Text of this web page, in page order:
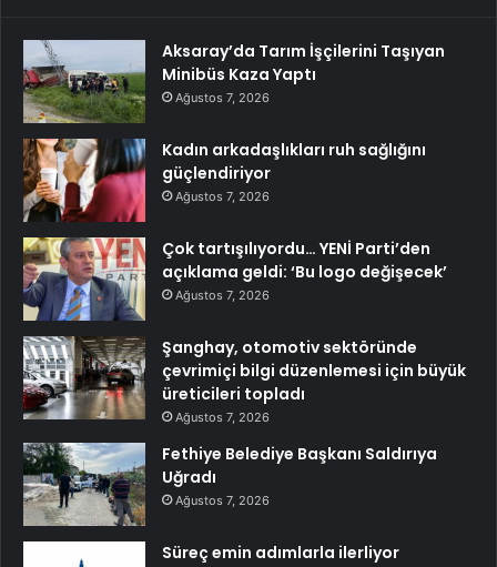
Aksaray’da Tarım İşçilerini Taşıyan
Minibüs Kaza Yaptı
Ağustos 7, 2026
Kadın arkadaşlıkları ruh sağlığını
güçlendiriyor
Ağustos 7, 2026
Çok tartışılıyordu… YENİ Parti’den
açıklama geldi: ‘Bu logo değişecek’
Ağustos 7, 2026
Şanghay, otomotiv sektöründe
çevrimiçi bilgi düzenlemesi için büyük
üreticileri topladı
Ağustos 7, 2026
Fethiye Belediye Başkanı Saldırıya
Uğradı
Ağustos 7, 2026
Süreç emin adımlarla ilerliyor